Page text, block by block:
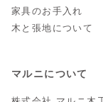
家具のお手入れ
木と張地について
マルニについて